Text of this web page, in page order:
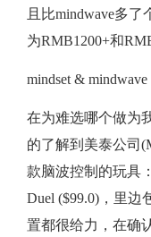
且比mindwave多
为RMB1200+和
mindset & mindwave
在为难选哪个做为
的了解到美泰公司
款脑波控制的玩具
Duel ($99.0)，里边
置都很给力，在确